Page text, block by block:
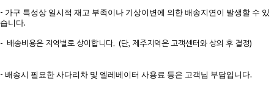
- 가구 특성상 일시적 재고 부족이나 기상이변에 의한 배송지연이 발생할 수 있
습니다.
- 배송비용은 지역별로 상이합니다. (단, 제주지역은 고객센터와 상의 후 결정)
- 배송시 필요한 사다리차 및 엘레베이터 사용료 등은 고객님 부담입니다.